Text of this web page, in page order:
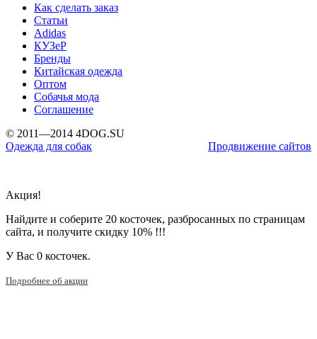
Как сделать заказ
Статьи
Adidas
КУЗеР
Бренды
Китайская одежда
Оптом
Собачья мода
Соглашение
© 2011—2014 4DOG.SU
Одежда для собак
Продвижение сайтов
Акция!
Найдите и соберите 20 косточек, разбросанных по страницам
сайта, и получите скидку 10% !!!
У Вас 0 косточек.
Подробнее об акции